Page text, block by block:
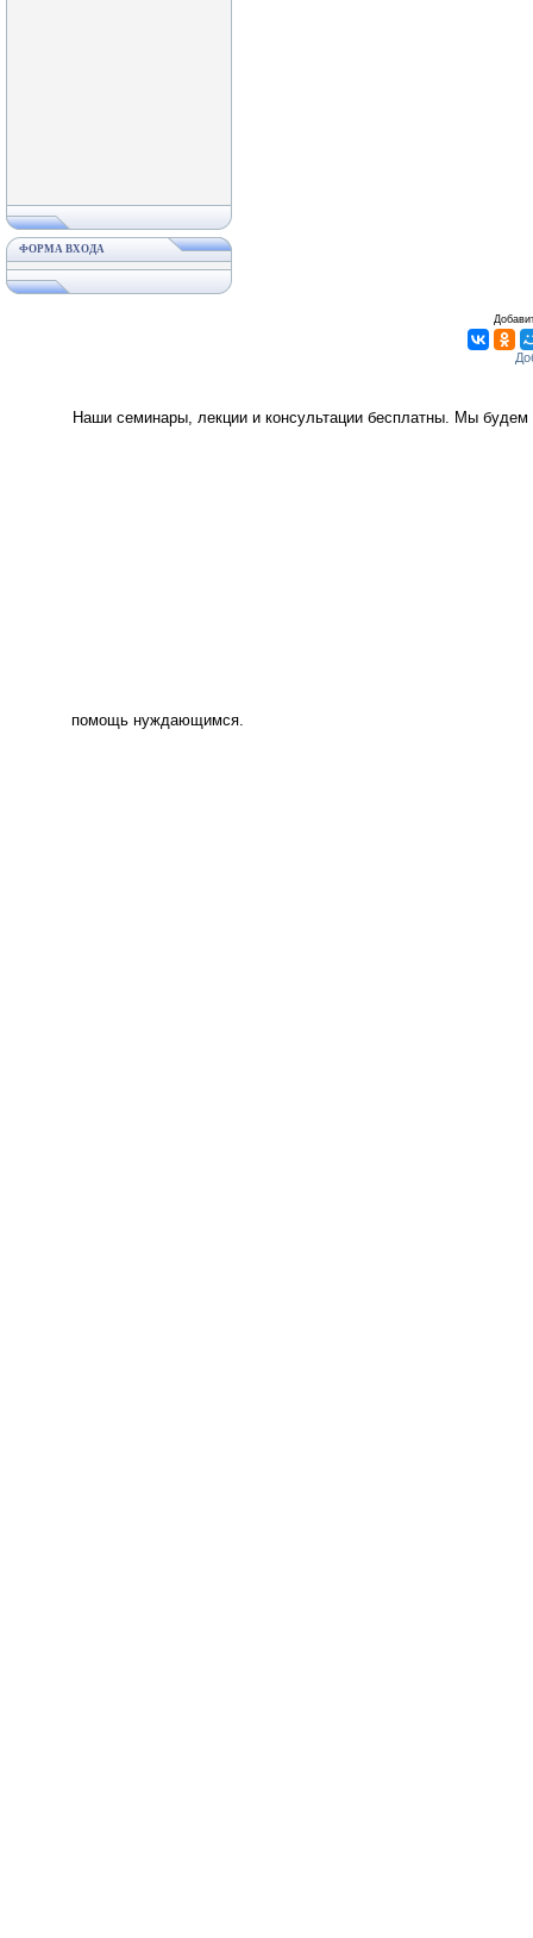
ФОРМА ВХОДА
Наши семинары, лекции и консультации бесплатны. Мы
помощь нуждающимся.